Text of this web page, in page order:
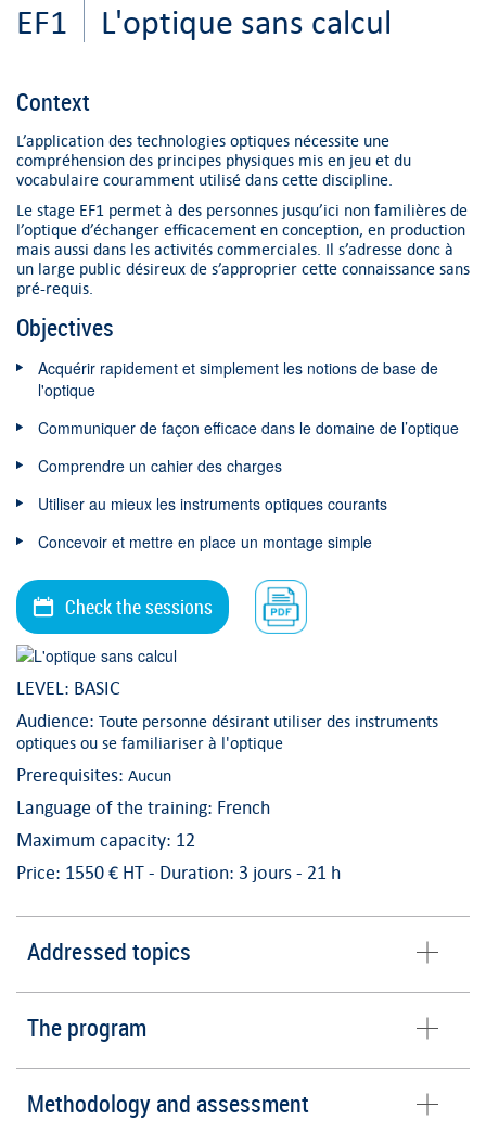
EF1 L'optique sans calcul
Context
L’application des technologies optiques nécessite une
compréhension des principes physiques mis en jeu et du
vocabulaire couramment utilisé dans cette discipline.
Le stage EF1 permet à des personnes jusqu’ici non familières de
l’optique d’échanger efficacement en conception, en production
mais aussi dans les activités commerciales. Il s’adresse donc à
un large public désireux de s’approprier cette connaissance sans
pré-requis.
Objectives
Acquérir rapidement et simplement les notions de base de
l'optique
Communiquer de façon efficace dans le domaine de l’optique
Comprendre un cahier des charges
Utiliser au mieux les instruments optiques courants
Concevoir et mettre en place un montage simple
Check the sessions
LEVEL: BASIC
Audience: Toute personne désirant utiliser des instruments
optiques ou se familiariser à l'optique
Prerequisites: Aucun
Language of the training: French
Maximum capacity: 12
Price: 1550 € HT - Duration: 3 jours - 21 h
Addressed topics
The program
Methodology and assessment